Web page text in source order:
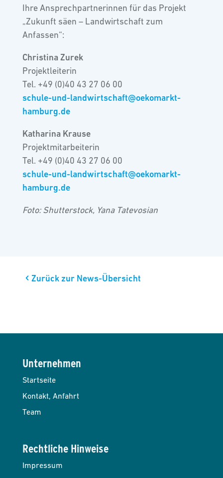
Ihre Ansprechpartnerinnen für das Projekt
„Zukunft säen – Landwirtschaft zum
Anfassen“:
Christina Zurek
Projektleiterin
Tel. +49 (0)40 43 27 06 00
schule-und-landwirtschaft@oekomarkt-
hamburg.de
Katharina Krause
Projektmitarbeiterin
Tel. +49 (0)40 43 27 06 00
schule-und-landwirtschaft@oekomarkt-
hamburg.de
Foto: Shutterstock, Yana Tatevosian
Zurück zur News-Übersicht
Unternehmen
Startseite
Kontakt, Anfahrt
Team
Rechtliche Hinweise
Impressum